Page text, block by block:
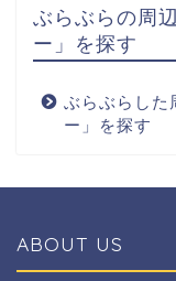
ぶらぶらの周
ー」を探す
ぶらぶらした
ー」を探す
ABOUT US